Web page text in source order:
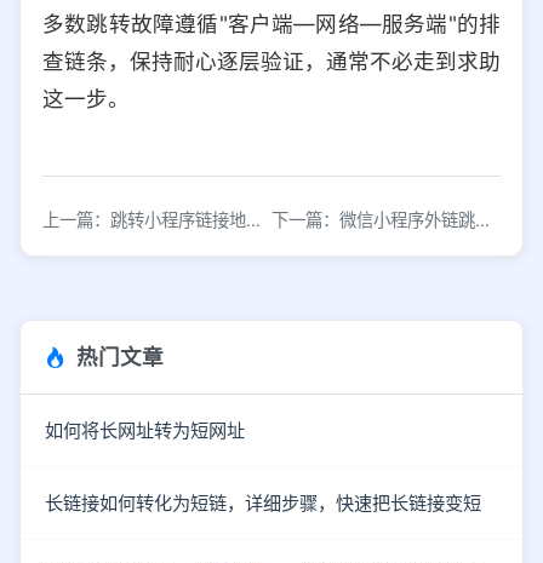
多数跳转故障遵循"客户端—网络—服务端"的排
查链条，保持耐心逐层验证，通常不必走到求助
这一步。
上一篇：跳转小程序链接地址怎么获取？3种方法详解 下一篇：微信小程序外链跳转方法详解：指定页面跳转技巧
热门文章
如何将长网址转为短网址
长链接如何转化为短链，详细步骤，快速把长链接变短